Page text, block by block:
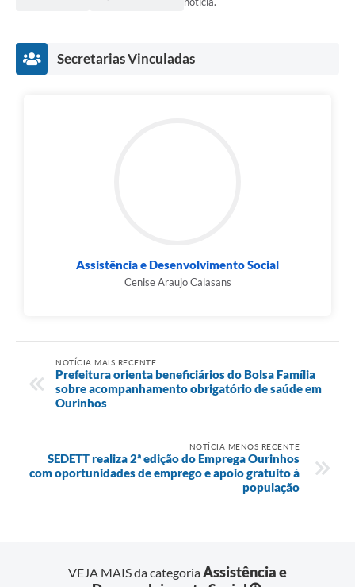
Secretarias Vinculadas
Assistência e Desenvolvimento Social
Cenise Araujo Calasans
NOTÍCIA MAIS RECENTE
Prefeitura orienta beneficiários do Bolsa Família
sobre acompanhamento obrigatório de saúde em
Ourinhos
NOTÍCIA MENOS RECENTE
SEDETT realiza 2ª edição do Emprega Ourinhos
com oportunidades de emprego e apoio gratuito à
população
VEJA MAIS da categoriaAssistência e